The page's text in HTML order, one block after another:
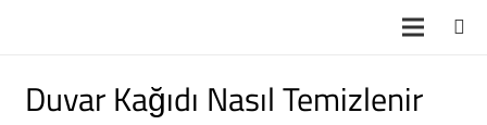
Duvar Kağıdı Nasıl Temizlenir